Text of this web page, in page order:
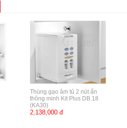
Thùng gạo âm tủ 2 nút ấn
thông minh Kit Plus DB.18
(KA30)
2,138,000 đ